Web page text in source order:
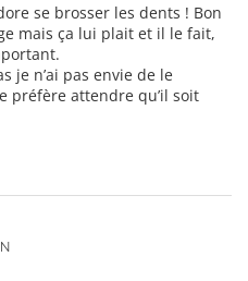
se brosser les dents ! Bon
mais ça lui plait et il le fait,
je n’ai pas envie de le
préfère attendre qu’il soit